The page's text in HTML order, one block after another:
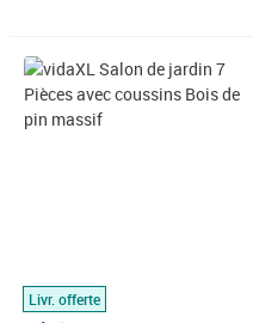
Livr. offerte
Prix barré 653,99€
Prix 517,21€